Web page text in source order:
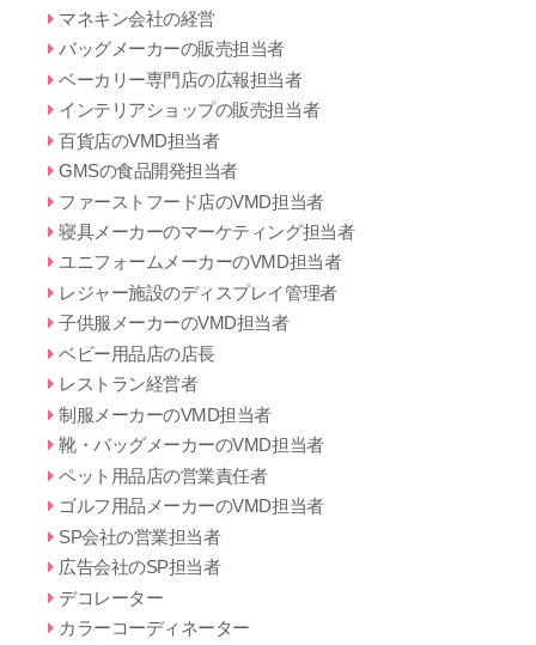
マネキン会社の経営
バッグメーカーの販売担当者
ベーカリー専門店の広報担当者
インテリアショップの販売担当者
百貨店のVMD担当者
GMSの食品開発担当者
ファーストフード店のVMD担当者
寝具メーカーのマーケティング担当者
ユニフォームメーカーのVMD担当者
レジャー施設のディスプレイ管理者
子供服メーカーのVMD担当者
ベビー用品店の店長
レストラン経営者
制服メーカーのVMD担当者
靴・バッグメーカーのVMD担当者
ペット用品店の営業責任者
ゴルフ用品メーカーのVMD担当者
SP会社の営業担当者
広告会社のSP担当者
デコレーター
カラーコーディネーター